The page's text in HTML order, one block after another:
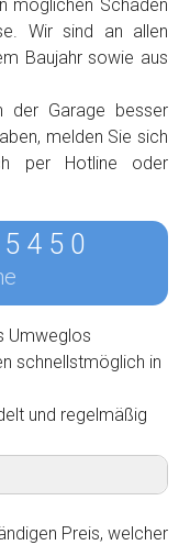
möglichen Schäden
Wir sind an allen
Baujahr sowie aus
der Garage besser
melden Sie sich
per Hotline oder
4 5 0
Umweglos
schnellstmöglich in
und regelmäßig
Preis, welcher